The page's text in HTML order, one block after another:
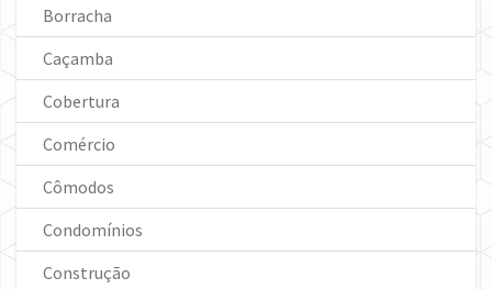
Borracha
Caçamba
Cobertura
Comércio
Cômodos
Condomínios
Construção